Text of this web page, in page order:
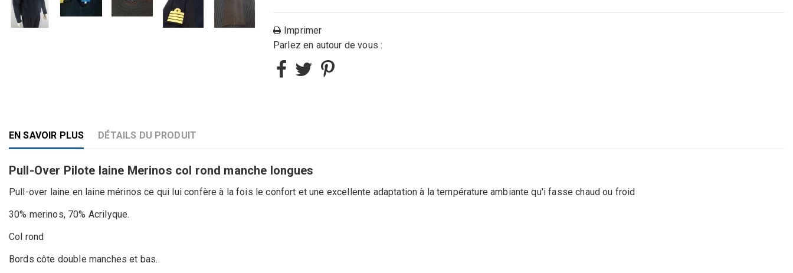
Imprimer
Parlez en autour de vous :
EN SAVOIR PLUS DÉTAILS DU PRODUIT
Pull-Over Pilote laine Merinos col rond manche longues
Pull-over laine en laine mérinos ce qui lui confère à la fois le confort et une excellente adaptation à la température ambiante qu'i fasse chaud ou froid
30% merinos, 70% Acrilyque.
Col rond
Bords côte double manches et bas.